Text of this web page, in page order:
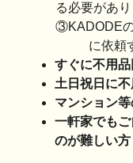
る必要があ
③KADODE
に依頼
すぐに不用
土日祝日に
マンション
一軒家でも
のが難しい方